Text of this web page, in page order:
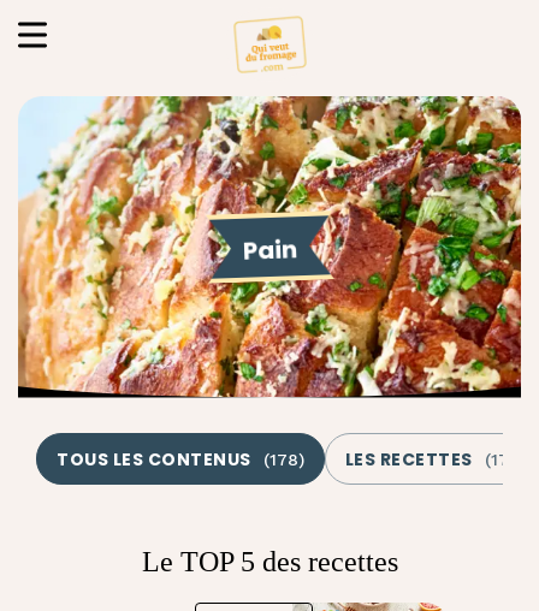
Pain
TOUS LES CONTENUS (178) LES RECETTES (178
Le TOP 5 des recettes